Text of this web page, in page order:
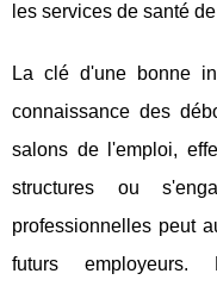
les services de santé
La clé d'une bonne
connaissance des
salons de l'emploi,
structures ou
professionnelles peut
futurs